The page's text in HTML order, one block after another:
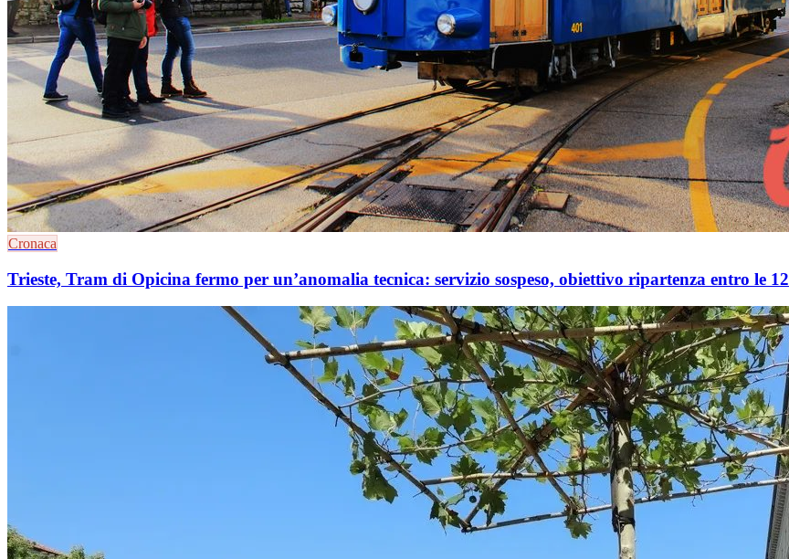
Cronaca
Trieste, Tram di Opicina fermo per un’anomalia tecnica: servizio sospeso, obiettivo ripartenza entro le 12